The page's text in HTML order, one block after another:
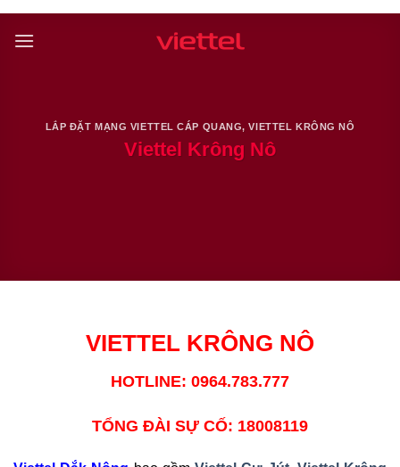
Skip
LẮP ĐẶT MẠNG VIETTEL CÁP QUANG,VIETTEL KRÔNG NÔ
Viettel Krông Nô
VIETTEL KRÔNG NÔ
HOTLINE: 0964.783.777
TỔNG ĐÀI SỰ CỐ: 18008119